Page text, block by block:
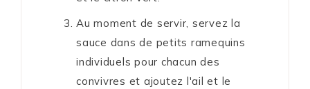
Au moment de servir, servez la
sauce dans de petits ramequins
individuels pour chacun des
convivres et ajoutez l'ail et le